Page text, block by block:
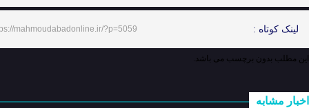
لینک کوتاه : mahmoudabadonline.ir/?p=5059
این مطلب بدون برچسب می باشد.
اخبار مشابه